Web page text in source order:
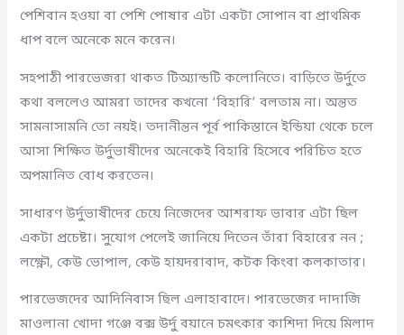
পেশিবান হওয়া বা পেশি পোষার এটা একটা সোপান বা প্রাথমিক
ধাপ বলে অনেকে মনে করেন।
সহপাঠী পারভেজরা থাকত টিঅ্যান্ডটি কলোনিতে। বাড়িতে উর্দুতে
কথা বললেও আমরা তাদের কখনো ‘বিহারি’ বলতাম না। অন্তত
সামনাসামনি তো নয়ই। তদানীন্তন পূর্ব পাকিস্তানে ইন্ডিয়া থেকে চলে
আসা শিক্ষিত উর্দুভাষীদের অনেকেই বিহারি হিসেবে পরিচিত হতে
অপমানিত বোধ করতেন।
সাধারণ উর্দুভাষীদের চেয়ে নিজেদের আশরাফ ভাবার এটা ছিল
একটা প্রচেষ্টা। সুযোগ পেলেই জানিয়ে দিতেন তাঁরা বিহারের নন ;
লক্ষ্ণৌ, কেউ ভোপাল, কেউ হায়দরাবাদ, কটক কিংবা কলকাতার।
পারভেজদের আদিনিবাস ছিল এলাহাবাদে। পারভেজের দাদাজি
মাওলানা খোদা গঞ্জে বক্স উর্দু বয়ানে চমৎকার কাশিদা দিয়ে মিলাদ